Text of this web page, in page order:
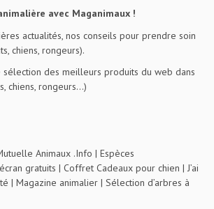
avec Maganimaux !
actualités, nos conseils pour prendre soin
chiens, rongeurs).
sélection des meilleurs produits du web dans
chiens, rongeurs…)
Animaux .Info | Espèces
gratuits | Coffret Cadeaux pour chien | J’ai
| Magazine animalier | Sélection d’arbres à